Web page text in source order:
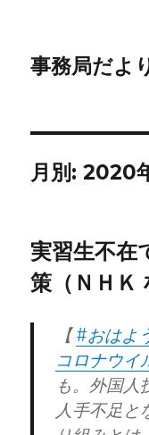
事務局だよ
月別: 2020
実習生不在
策（ＮＨＫ
【#おはよ
コロナウイ
も。外国人
人手不足と